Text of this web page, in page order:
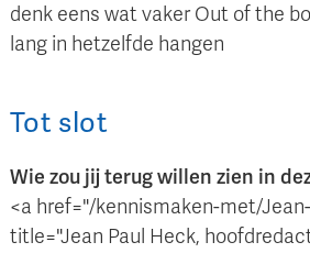
denk eens wat vaker Out of the
lang in hetzelfde hangen
Tot slot
Wie zou jij terug willen zien in
<a href="/kennismaken-met/
title="Jean Paul Heck,